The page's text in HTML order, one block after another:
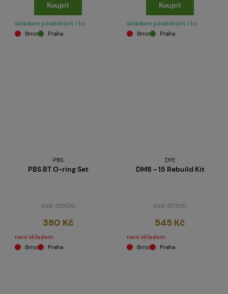
Koupit
skladem posledních 1 ks
Brno
Praha
Koupit
skladem posledních 1 ks
Brno
Praha
PBS
PBS BT O-ring Set
Kód: 310570
380 Kč
není skladem
Brno
Praha
DYE
DM8 - 15 Rebuild Kit
Kód: 317530
545 Kč
není skladem
Brno
Praha